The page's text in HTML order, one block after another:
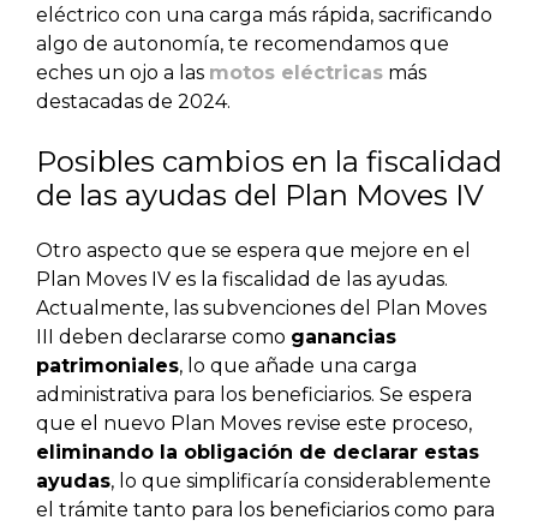
eléctrico con una carga más rápida, sacrificando
algo de autonomía, te recomendamos que
eches un ojo a las motos eléctricas más
destacadas de 2024.
Posibles cambios en la fiscalidad
de las ayudas del Plan Moves IV
Otro aspecto que se espera que mejore en el
Plan Moves IV es la fiscalidad de las ayudas.
Actualmente, las subvenciones del Plan Moves
III deben declararse como ganancias
patrimoniales, lo que añade una carga
administrativa para los beneficiarios. Se espera
que el nuevo Plan Moves revise este proceso,
eliminando la obligación de declarar estas
ayudas, lo que simplificaría considerablemente
el trámite tanto para los beneficiarios como para